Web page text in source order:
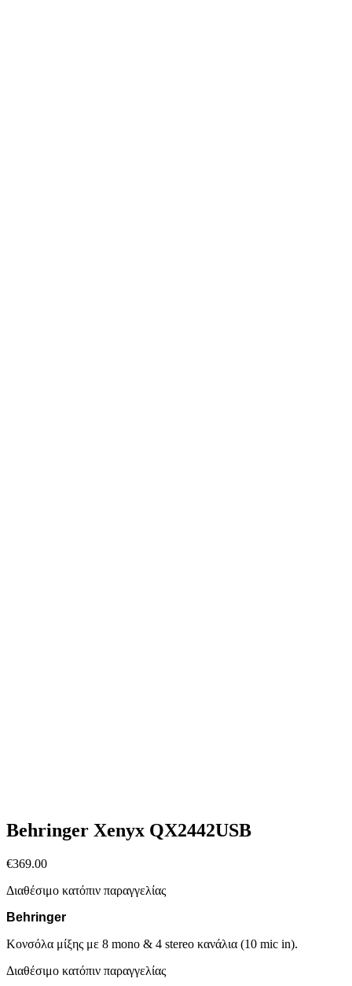
Behringer Xenyx QX2442USB
€369.00
Διαθέσιμο κατόπιν παραγγελίας
Behringer
Κονσόλα μίξης με 8 mono & 4 stereo κανάλια (10 mic in).
Διαθέσιμο κατόπιν παραγγελίας